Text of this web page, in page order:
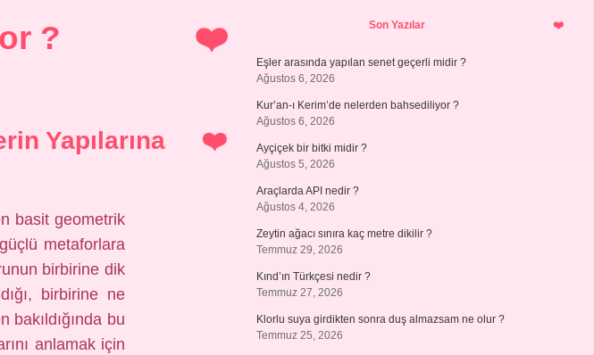
?
Yapılarına
basit geometrik
metaforlara
birbirine dik
birbirine ne
bu
anlamak için
SidebarSon Yazılar
Eşler arasında yapılan senet geçerli midir ?
Ağustos 6, 2026
Kur’an-ı Kerim’de nelerden bahsediliyor ?
Ağustos 6, 2026
Ayçiçek bir bitki midir ?
Ağustos 5, 2026
Araçlarda API nedir ?
Ağustos 4, 2026
Zeytin ağacı sınıra kaç metre dikilir ?
Temmuz 29, 2026
Kınd’ın Türkçesi nedir ?
Temmuz 27, 2026
Klorlu suya girdikten sonra duş almazsam ne olur ?
Temmuz 25, 2026